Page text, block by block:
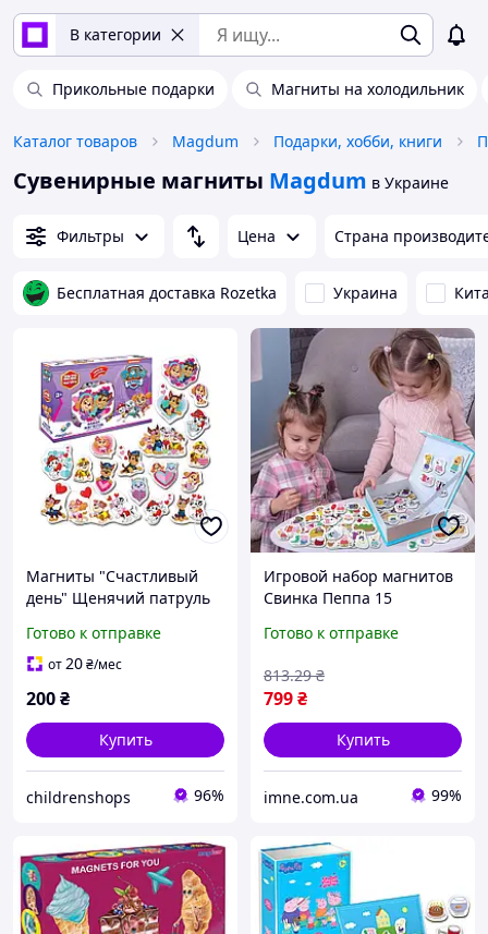
В категории
Прикольные подарки Магниты на холодильник
Каталог товаров Magdum Подарки, хобби, книги
Сувенирные магниты Magdum в Украине
Фильтры Цена Страна
Бесплатная доставка Rozetka Украина
Магниты "Счастливый
день" Щенячий патруль
магнита
Готово к отправке
от20₴/мес
200₴
Купить
childrenshops 96%
Игровой набор магнитов
Свинка Пеппа 15
украшение для
магнитную картину
Готово к отправке
799₴
813.29 ₴
Купить
imne.com.ua 99%